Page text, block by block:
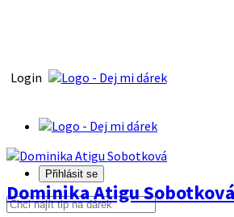
Login
Přihlásit se
Dominika Atigu Sobotková